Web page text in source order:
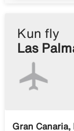
Kun fly
Las
Gran Canaria,